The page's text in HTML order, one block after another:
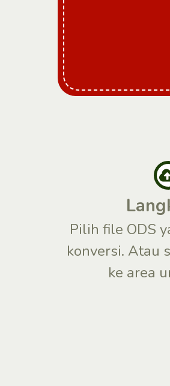
Pilih file ODS
konversi. Atau
ke area